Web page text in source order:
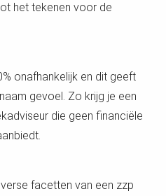
het tekenen voor de
onafhankelijk en dit geeft
gevoel. Zo krijg je een
die geen financiële
facetten van een zzp